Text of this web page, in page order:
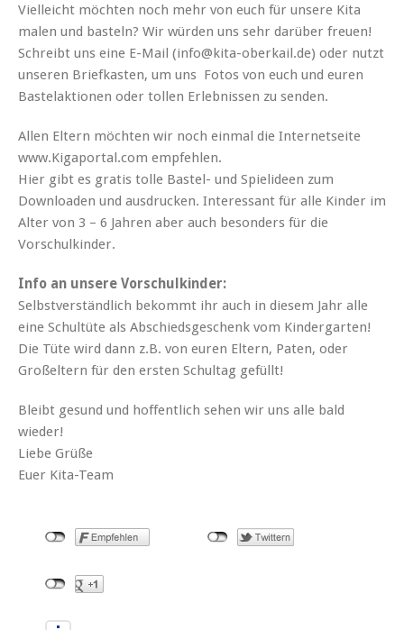
Vielleicht möchten noch mehr von euch für unsere Kita
malen und basteln? Wir würden uns sehr darüber freuen!
Schreibt uns eine E-Mail (info@kita-oberkail.de) oder nutzt
unseren Briefkasten, um uns Fotos von euch und euren
Bastelaktionen oder tollen Erlebnissen zu senden.
Allen Eltern möchten wir noch einmal die Internetseite
www.Kigaportal.com empfehlen.
Hier gibt es gratis tolle Bastel- und Spielideen zum
Downloaden und ausdrucken. Interessant für alle Kinder im
Alter von 3 – 6 Jahren aber auch besonders für die
Vorschulkinder.
Info an unsere Vorschulkinder:
Selbstverständlich bekommt ihr auch in diesem Jahr alle
eine Schultüte als Abschiedsgeschenk vom Kindergarten!
Die Tüte wird dann z.B. von euren Eltern, Paten, oder
Großeltern für den ersten Schultag gefüllt!
Bleibt gesund und hoffentlich sehen wir uns alle bald
wieder!
Liebe Grüße
Euer Kita-Team